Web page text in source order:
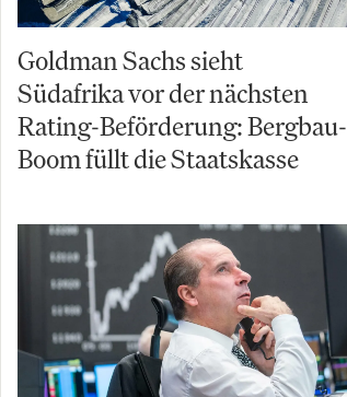
Goldman Sachs sieht
Südafrika vor der nächsten
Rating-Beförderung: Bergbau-
Boom füllt die Staatskasse